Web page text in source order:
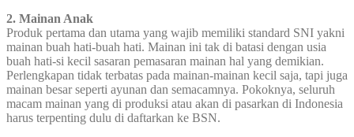
2. Mainan Anak
Produk pertama dan utama yang wajib memiliki standard SNI yakni
mainan buah hati-buah hati. Mainan ini tak di batasi dengan usia
buah hati-si kecil sasaran pemasaran mainan hal yang demikian.
Perlengkapan tidak terbatas pada mainan-mainan kecil saja, tapi juga
mainan besar seperti ayunan dan semacamnya. Pokoknya, seluruh
macam mainan yang di produksi atau akan di pasarkan di Indonesia
harus terpenting dulu di daftarkan ke BSN.